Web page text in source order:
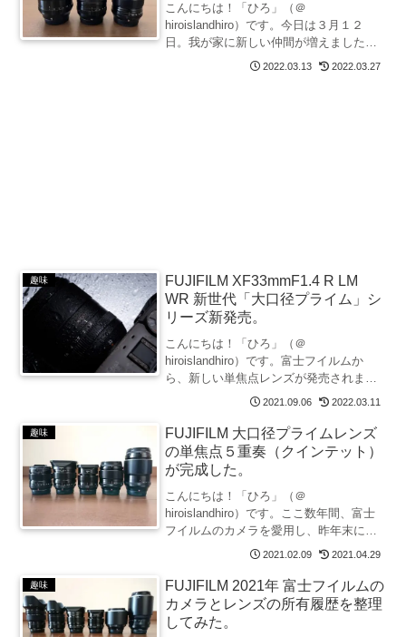
こんにちは！「ひろ」（＠
hiroislandhiro）です。今日は３月１２
日。我が家に新しい仲間が増えました。
新しい仲間は、「XF33mmF1.4 R LM
2022.03.13 2022.03.27
趣味
FUJIFILM XF33mmF1.4 R LM
WR 新世代「大口径プライム」シ
リーズ新発売。
こんにちは！「ひろ」（＠
hiroislandhiro）です。富士フイルムか
ら、新しい単焦点レンズが発売されまし
た。そのレンズは、XF33mmF1.4 R LM
相当）の焦点距離を持つ大口径単焦点
レ...
2021.09.06 2022.03.11
趣味
FUJIFILM 大口径プライムレンズ
の単焦点５重奏（クインテット）
が完成した。
こんにちは！「ひろ」（＠
hiroislandhiro）です。ここ数年間、富士
フイルムのカメラを愛用し、昨年末に手
ブレ補正機能と高速・高精度AF機能を搭
正機能を搭載したX-S10の導入を契機
に、単焦点レ...
2021.02.09 2021.04.29
趣味
FUJIFILM 2021年 富士フイルムの
カメラとレンズの所有履歴を整理
してみた。